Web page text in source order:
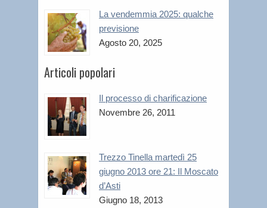
La vendemmia 2025: qualche
previsione
Agosto 20, 2025
Articoli popolari
Il processo di charificazione
Novembre 26, 2011
Trezzo Tinella martedì 25
giugno 2013 ore 21: Il Moscato
d’Asti
Giugno 18, 2013